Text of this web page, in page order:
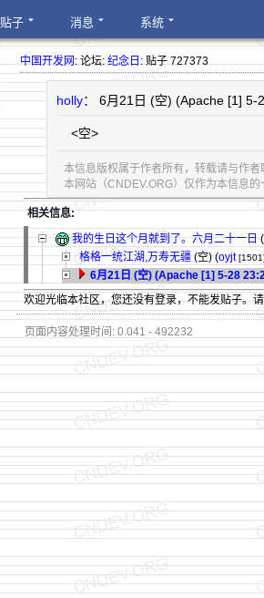
贴子 消息 系统
中国开发网: 论坛:纪念日: 贴子 727373
holly： 6月21日 (空) (Apache [1] 5-
<空>
本信息版权属于作者所有，转载请与作
本网站（CNDEV.ORG）仅作为本信息
相关信息:
我的生日这个月就到了。六月二十一日(
格格一统江湖,万寿无疆(空) (oyjt
6月21日 (空) (Apache [1] 5-28
欢迎光临本社区，您还没有登录，不能发贴子。
页面内容处理时间: 0.041 - 492232